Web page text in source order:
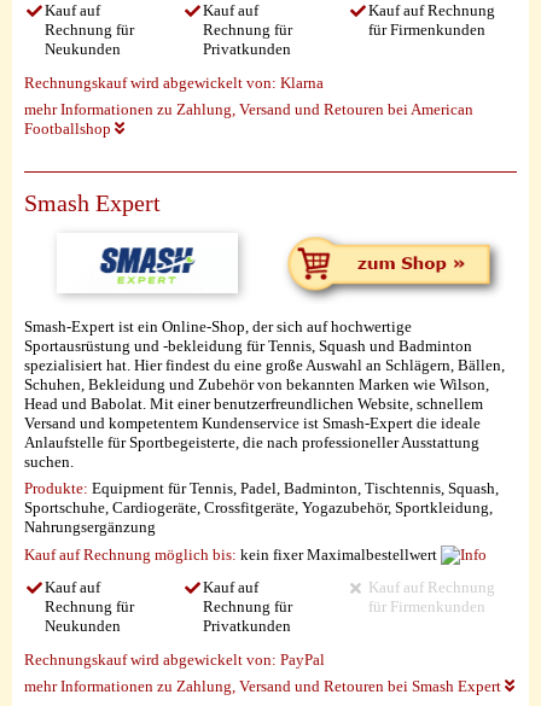
Kauf auf
Rechnung für
Neukunden
Kauf auf
Rechnung für
Privatkunden
Kauf auf Rechnung
für Firmenkunden
Rechnungskauf wird abgewickelt von: Klarna
mehr Informationen zu Zahlung, Versand und Retouren bei American
Footballshop
Smash Expert
Smash-Expert ist ein Online-Shop, der sich auf hochwertige
Sportausrüstung und -bekleidung für Tennis, Squash und Badminton
spezialisiert hat. Hier findest du eine große Auswahl an Schlägern, Bällen,
Schuhen, Bekleidung und Zubehör von bekannten Marken wie Wilson,
Head und Babolat. Mit einer benutzerfreundlichen Website, schnellem
Versand und kompetentem Kundenservice ist Smash-Expert die ideale
Anlaufstelle für Sportbegeisterte, die nach professioneller Ausstattung
suchen.
Produkte: Equipment für Tennis, Padel, Badminton, Tischtennis, Squash,
Sportschuhe, Cardiogeräte, Crossfitgeräte, Yogazubehör, Sportkleidung,
Nahrungsergänzung
Kauf auf Rechnung möglich bis: kein fixer Maximalbestellwert
Kauf auf
Rechnung für
Neukunden
Kauf auf
Rechnung für
Privatkunden
Kauf auf Rechnung
für Firmenkunden
Rechnungskauf wird abgewickelt von: PayPal
mehr Informationen zu Zahlung, Versand und Retouren bei Smash Expert